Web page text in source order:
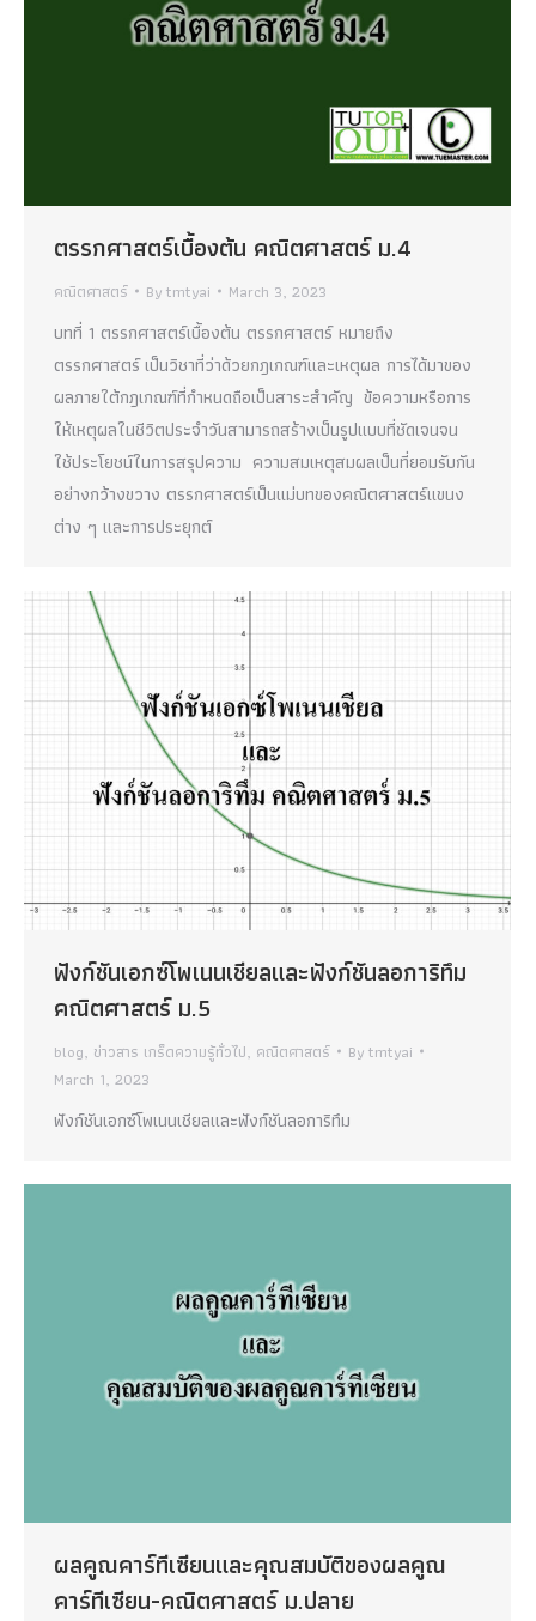
ตรรกศาสตร์เบื้องต้น คณิตศาสตร์ ม.4
คณิตศาสตร์ Bytmtyai March 3, 2023
บทที่ 1 ตรรกศาสตร์เบื้องต้น ตรรกศาสตร์ หมายถึง
ตรรกศาสตร์ เป็นวิชาที่ว่าด้วยกฎเกณฑ์และเหตุผล การได้มาของ
ผลภายใต้กฎเกณฑ์ที่กำหนดถือเป็นสาระสำคัญ ข้อความหรือการ
ให้เหตุผลในชีวิตประจำวันสามารถสร้างเป็นรูปแบบที่ชัดเจนจน
ใช้ประโยชน์ในการสรุปความ ความสมเหตุสมผลเป็นที่ยอมรับกัน
อย่างกว้างขวาง ตรรกศาสตร์เป็นแม่บทของคณิตศาสตร์แขนง
ต่าง ๆ และการประยุกต์
ฟังก์ชันเอกซ์โพเนนเชียลและฟังก์ชันลอการิทึม
คณิตศาสตร์ ม.5
blog, ข่าวสาร เกร็ดความรู้ทั่วไป, คณิตศาสตร์ Bytmtyai
March 1, 2023
ฟังก์ชันเอกซ์โพเนนเชียลและฟังก์ชันลอการิทึม
ผลคูณคาร์ทีเซียนและคุณสมบัติของผลคูณ
คาร์ทีเซียน-คณิตศาสตร์ ม.ปลาย